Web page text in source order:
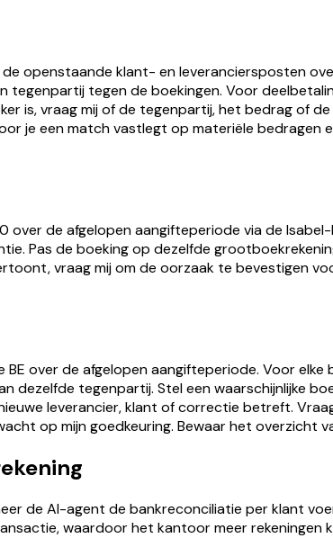
openstaande klant- en leveranciersposten
tegenpartij tegen de boekingen. Voor
is, vraag mij of de tegenpartij, het bedrag of
je een match vastlegt op materiële bedragen
over de afgelopen aangifteperiode via de
Pas de boeking op dezelfde
vraag mij om de oorzaak te bevestigen
over de afgelopen aangifteperiode. Voor
dezelfde tegenpartij. Stel een waarschijnlijke
leverancier, klant of correctie betreft.
op mijn goedkeuring. Bewaar het overzicht
de AI-agent de bankreconciliatie per klant
waardoor het kantoor meer rekeningen